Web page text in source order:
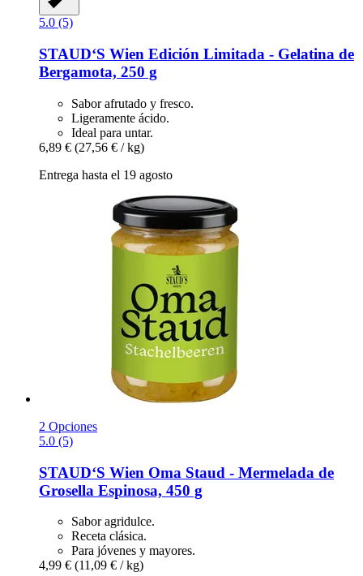
5.0 (5)
STAUD‘S Wien Edición Limitada -​ Gelatina de
Bergamota, 250 g
Sabor afrutado y fresco.
Ligeramente ácido.
Ideal para untar.
6,89 € (27,56 € / kg)
Entrega hasta el 19 agosto
2 Opciones
5.0 (5)
STAUD‘S Wien Oma Staud -​ Mermelada de
Grosella Espinosa, 450 g
Sabor agridulce.
Receta clásica.
Para jóvenes y mayores.
4,99 € (11,09 € / kg)